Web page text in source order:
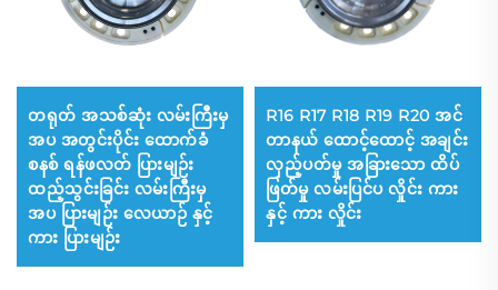
တရုတ် အသစ်ဆုံး လမ်းကြီးမှ
အပ အတွင်းပိုင်း ထောက်ခံ
စနစ် ရန်ဖလတ် ပြားမျဉ်း
ထည့်သွင်းခြင်း လမ်းကြီးမှ
အပ ပြားမျဉ်း လေယာဉ် နှင့်
ကား ပြားမျဉ်း
R16 R17 R18 R19 R20 အင်
တာနယ် ထောင့်ထောင့် အချင်း
လှည့်ပတ်မှု အခြားသော ထိပ်
ဖြတ်မှု လမ်းပြင်ပ လှိုင်း ကား
နှင့် ကား လှိုင်း